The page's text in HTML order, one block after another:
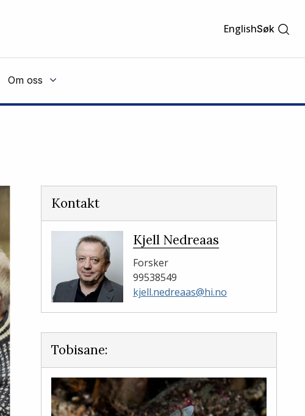
EnglishSøk
Om oss
Kontakt
Kjell Nedreaas
Forsker
99538549
kjell.nedreaas@hi.no
Tobisane: